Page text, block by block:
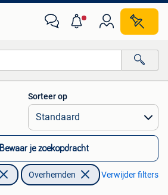
Alle afstanden…
Sorteer op
Bewaar je zoekopdracht
Overhemden Verwijder filters